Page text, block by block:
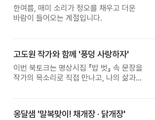
한여름, 매미 소리가 정오를 채우고 더운
바람이 들어오는 계절입니다.
고도원 작가와 함께 '풍덩 사랑하자'
이번 북토크는 명상시집 『밥 벗』 속 문장을
작가의 목소리로 직접 만나고, 나의 삶과
옹달샘 '말복맞이! 채개장 · 닭개장'